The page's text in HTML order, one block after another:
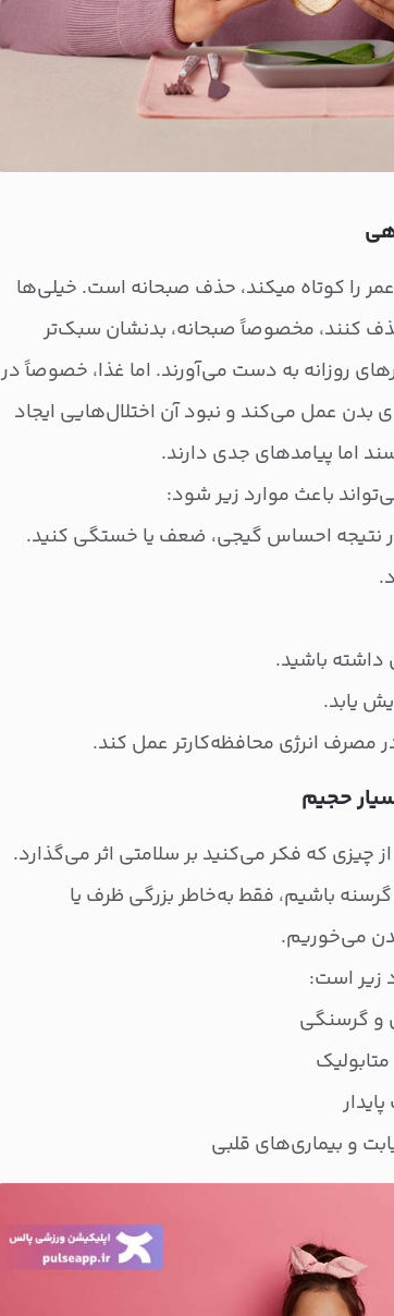
را کوتاه میکند، حذف صبحانه است. خیلی‌ها
کنند، مخصوصاً صبحانه، بدنشان سبک‌تر
روزانه به دست می‌آورند. اما غذا، خصوصاً در
بدن عمل می‌کند و نبود آن اختلال‌هایی ایجاد
اما پیامدهای جدی دارند.
باعث موارد زیر شود:
نتیجه احساس گیجی، ضعف یا خستگی کنید.
باشید.
یابد.
انرژی محافظه‌کارتر عمل کند.
چیزی که فکر می‌کنید بر سلامتی اثر می‌گذارد.
باشیم، فقط به‌خاطر بزرگی ظرف یا
می‌خوریم.
زیر است:
و گرسنگی
و بیماری‌های قلبی